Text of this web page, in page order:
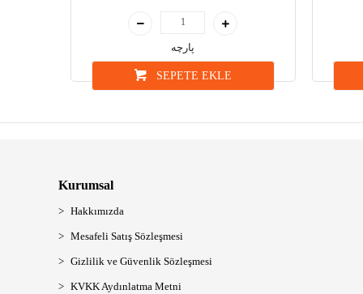
پارچە
SEPETE EKLE
Kurumsal
Hakkımızda
Mesafeli Satış Sözleşmesi
Gizlilik ve Güvenlik Sözleşmesi
KVKK Aydınlatma Metni